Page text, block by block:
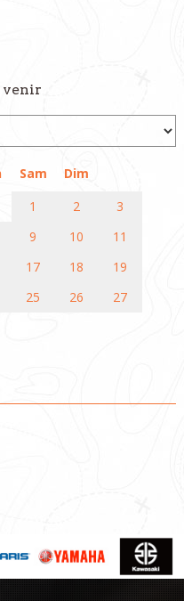
venir
Sam
Dim
1
2
3
9 10
11
17 18
19
25 26
27